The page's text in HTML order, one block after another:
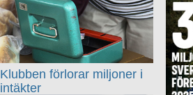
Klubben förlorar miljoner i
intäkter